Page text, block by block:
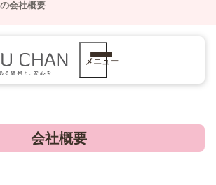
会社概要
メニュー
会社概要